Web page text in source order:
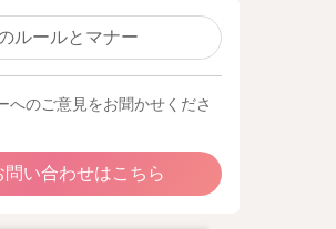
ルールとマナー
へのご意見をお聞かせくださ
問い合わせはこちら